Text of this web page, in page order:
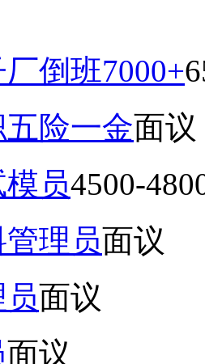
倒班7000+
险一金面议
员4500-
理员面议
面议
面议